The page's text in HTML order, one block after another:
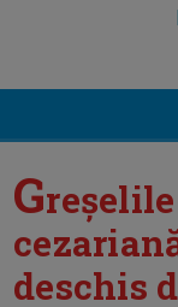
G
deschis